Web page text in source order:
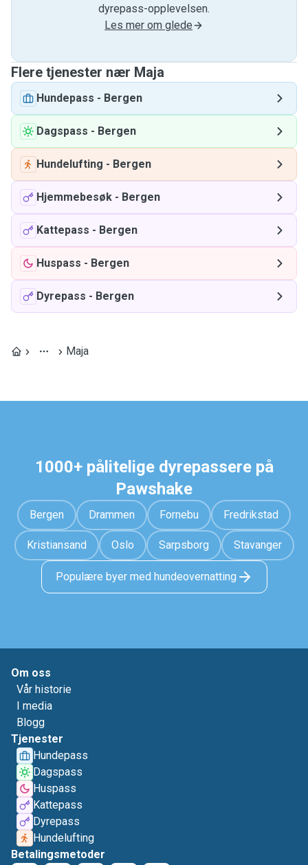
dyrepass-opplevelsen.
Les mer om glede
Flere tjenester nær Maja
Hundepass - Bergen
Dagspass - Bergen
Hundelufting - Bergen
Hjemmebesøk - Bergen
Kattepass - Bergen
Huspass - Bergen
Dyrepass - Bergen
Maja
1000+ pålitelige dyrepassere på
Pawshake
Bergen Drammen Fornebu Fredrikstad
Kristiansand Oslo Sarpsborg Stavanger
Populære byer med hundeovernatting
Om oss
Vår historie
I media
Blogg
Tjenester
Hundepass
Dagspass
Huspass
Kattepass
Dyrepass
Hundelufting
Betalingsmetoder